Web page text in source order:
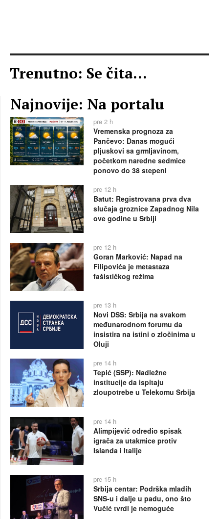
Trenutno: Se čita...
Najnovije: Na portalu
pre 2 h
Vremenska prognoza za
Pančevo: Danas mogući
pljuskovi sa grmljavinom,
početkom naredne sedmice
ponovo do 38 stepeni
pre 12 h
Batut: Registrovana prva dva
slučaja groznice Zapadnog Nila
ove godine u Srbiji
pre 12 h
Goran Marković: Napad na
Filipovića je metastaza
fašističkog režima
pre 13 h
Novi DSS: Srbija na svakom
međunarodnom forumu da
insistira na istini o zločinima u
Oluji
pre 14 h
Tepić (SSP): Nadležne
institucije da ispitaju
zloupotrebe u Telekomu Srbija
pre 14 h
Alimpijević odredio spisak
igrača za utakmice protiv
Islanda i Italije
pre 15 h
Srbija centar: Podrška mladih
SNS-u i dalje u padu, ono što
Vučić tvrdi je nemoguće